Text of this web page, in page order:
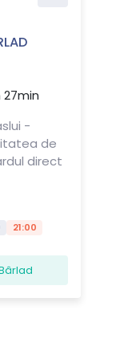
27min
-
de
direct
21:00